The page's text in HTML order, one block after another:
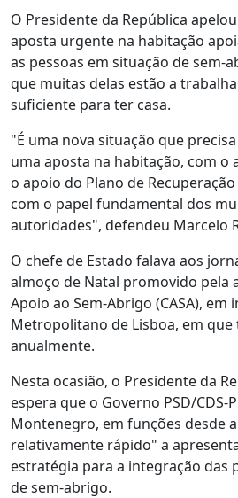
O Presidente da República
aposta urgente na habitação
as pessoas em situação de sem-
que muitas delas estão a
suficiente para ter casa.
"É uma nova situação que
uma aposta na habitação, com o
o apoio do Plano de Recuperação
com o papel fundamental dos
autoridades", defendeu Marcelo
O chefe de Estado falava aos
almoço de Natal promovido pela
Apoio ao Sem-Abrigo (CASA), em
Metropolitano de Lisboa, em
anualmente.
Nesta ocasião, o Presidente da
espera que o Governo PSD/CDS-
Montenegro, em funções desde
relativamente rápido" a
estratégia para a integração das
de sem-abrigo.